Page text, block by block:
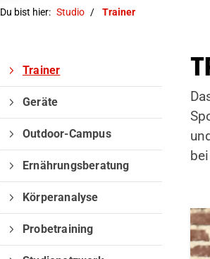
Du bist hier: Studio Trainer
Trainer
Geräte
Outdoor-Campus
Ernährungsberatung
Körperanalyse
Probetraining